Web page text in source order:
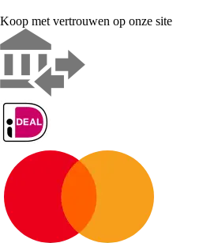
Koop met vertrouwen op onze site